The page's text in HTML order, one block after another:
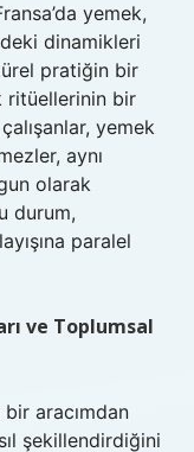
yemek,
dinamikleri
pratiğin bir
ritüellerinin bir
yemek
aynı
olarak
durum,
paralel
ve Toplumsal
aracımdan
şekillendirdiğini